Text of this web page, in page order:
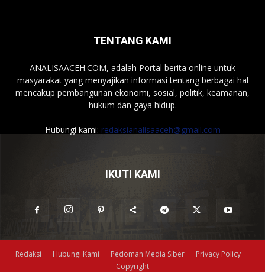
TENTANG KAMI
ANALISAACEH.COM, adalah Portal berita online untuk
masyarakat yang menyajikan informasi tentang berbagai hal
mencakup pembangunan ekonomi, sosial, politik, keamanan,
hukum dan gaya hidup.
Hubungi kami: redaksianalisaaceh@gmail.com
IKUTI KAMI
Redaksi Hubungi Kami Pedoman Media Siber
Privacy Policy
Copyright